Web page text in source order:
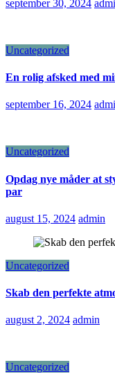
september 30, 2024
Uncategorized
En rolig afsked med
september 16, 2024
Uncategorized
Opdag nye måder at
par
august 15, 2024 admin
Uncategorized
Skab den perfekte
august 2, 2024 admin
Uncategorized